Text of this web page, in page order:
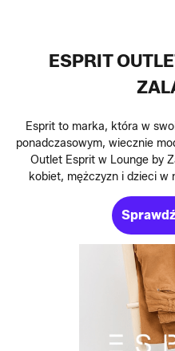
ESPRIT
Esprit to marka, która w
ponadczasowym, wiecznie
Outlet Esprit w Lounge by
kobiet, mężczyzn i dzieci